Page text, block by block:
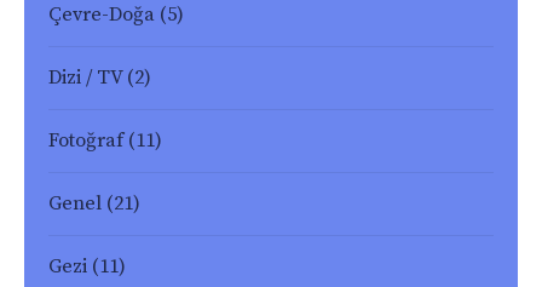
Çevre-Doğa (5)
Dizi / TV(2)
Fotoğraf(11)
Genel (21)
Gezi (11)